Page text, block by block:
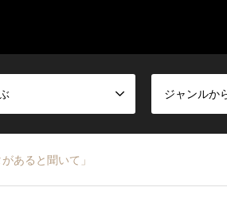
ジャンルか
あると聞いて」